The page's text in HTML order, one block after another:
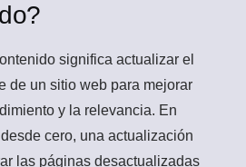
significa actualizar el
de un sitio web para mejorar
y la relevancia. En
cero, una actualización
las páginas desactualizadas